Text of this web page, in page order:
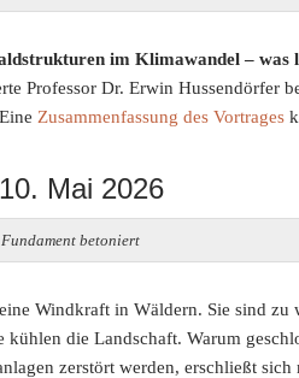
im Klimawandel– was
Professor Dr. Erwin Hussendörfer
Zusammenfassung des Vortrages
Mai 2026
betoniert
Windkraft in Wäldern. Sie sind zu
kühlen die Landschaft. Warum
zerstört werden, erschließt